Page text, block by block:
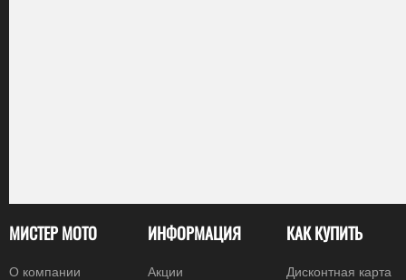
МИСТЕР МОТО
О компании
ИНФОРМАЦИЯ
Акции
КАК КУПИТЬ
Дисконтная карта